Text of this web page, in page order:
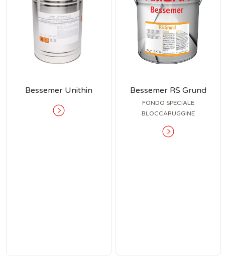
Bessemer Unithin Bessemer RS Grund
FONDO SPECIALE
BLOCCARUGGINE